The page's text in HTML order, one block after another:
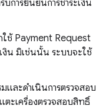
บการยืนยันการชำระเงิน
กใช้ Payment Request
งิน มิเช่นนั้น ระบบจะใช้
และดำเนินการตรวจสอบ
ตะเครื่องตรวจสอบสิทธิ์